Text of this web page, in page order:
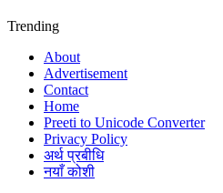
Trending
About
Advertisement
Contact
Home
Preeti to Unicode Converter
Privacy Policy
अर्थ प्रबीधि
नयाँ कोशी